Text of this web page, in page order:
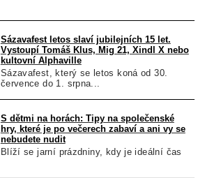
Sázavafest letos slaví jubilejních 15 let.
Vystoupí Tomáš Klus, Mig 21, Xindl X nebo
kultovní Alphaville
Sázavafest, který se letos koná od 30.
července do 1. srpna...
S dětmi na horách: Tipy na společenské
hry, které je po večerech zabaví a ani vy se
nebudete nudit
Blíží se jarní prázdniny, kdy je ideální čas